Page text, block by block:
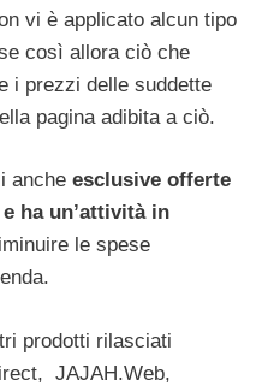
vi è applicato alcun tipo
così allora ciò che
i prezzi delle suddette
pagina adibita a ciò.
anche esclusive offerte
ha un’attività in
le spese
prodotti rilasciati
JAJAH.Web,